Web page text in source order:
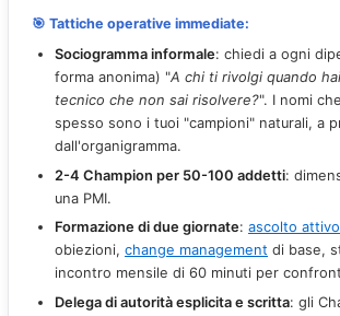
🎯 Tattiche operative immediate:
Sociogramma informale: chiedi a ogni
forma anonima) "A chi ti rivolgi quando
tecnico che non sai risolvere?". I nomi
spesso sono i tuoi "campioni" naturali, a
dall'organigramma.
2-4 Champion per 50-100 addetti:
una PMI.
Formazione di due giornate: ascolto attivo
obiezioni, change management di base,
incontro mensile di 60 minuti per
Delega di autorità esplicita e scritta: gli